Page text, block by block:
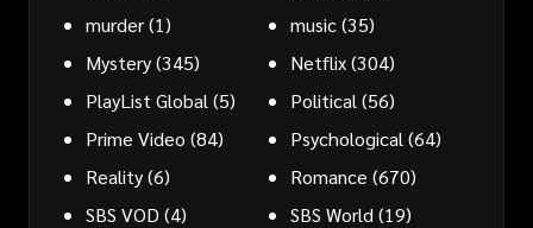
murder(1) music(35)
Mystery(345) Netflix(304)
PlayList Global (5) Political (56)
Prime Video (84) Psychological (64)
Reality(6) Romance (670)
SBS VOD (4) SBS World (19)